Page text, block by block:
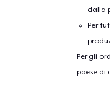
dalla
Per
Per gli
paese di